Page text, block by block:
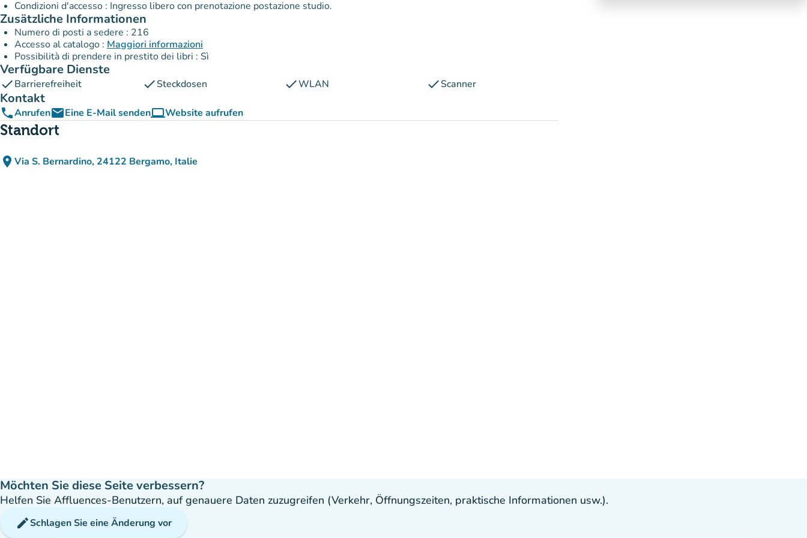
Condizioni d'accesso : Ingresso libero con prenotazione postazione studio.
Zusätzliche Informationen
Numero di posti a sedere : 216
Accesso al catalogo : Maggiori informazioni
Possibilità di prendere in prestito dei libri : Sì
Verfügbare Dienste
checkBarrierefreiheit checkSteckdosen checkWLAN checkScanner
Kontakt
phoneAnrufenemailEine E-Mail sendencomputerWebsite aufrufen
(new tab)
Standort
place Via S. Bernardino, 24122 Bergamo, Italie
(in Google Maps öffnen)
(new tab)
Möchten Sie diese Seite verbessern?
Helfen Sie Affluences-Benutzern, auf genauere Daten zuzugreifen (Verkehr, Öffnungszeiten, praktische Informationen usw.).
editSchlagen Sie eine Änderung vor